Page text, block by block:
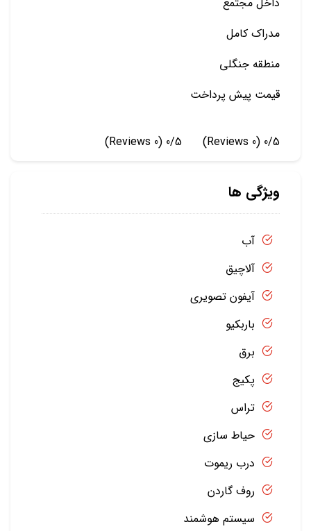
مدراک کامل
منطقه جنگلی
قیمت پیش پرداخت
0/5
(0 Reviews)
0/5
(0 Reviews)
ویژگی ها
آب
آلاچیق
آیفون تصویری
باربکیو
برق
پکیج
تراس
حیاط سازی
درب ریموت
روف گاردن
سیستم هوشمند